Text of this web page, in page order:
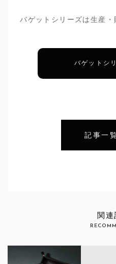
バゲットシリーズは生産・
バゲットシ
記事一
関連